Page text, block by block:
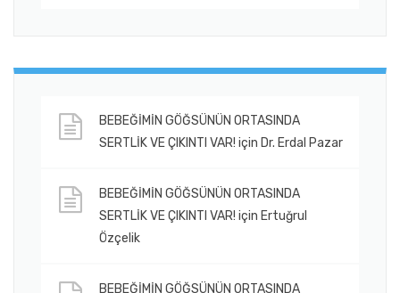
BEBEĞİMİN GÖĞSÜNÜN ORTASINDA
SERTLİK VE ÇIKINTI VAR! için Dr. Erdal Pazar
BEBEĞİMİN GÖĞSÜNÜN ORTASINDA
SERTLİK VE ÇIKINTI VAR! için Ertuğrul
Özçelik
BEBEĞİMİN GÖĞSÜNÜN ORTASINDA